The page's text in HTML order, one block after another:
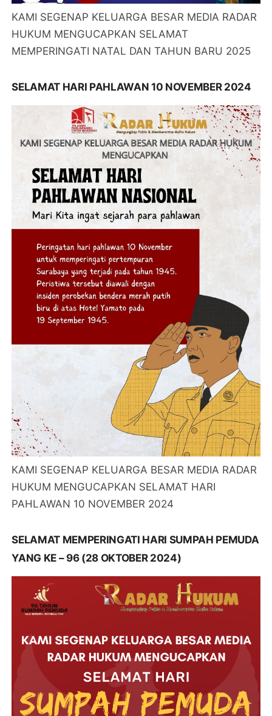
KAMI SEGENAP KELUARGA BESAR MEDIA RADAR
HUKUM MENGUCAPKAN SELAMAT
MEMPERINGATI NATAL DAN TAHUN BARU 2025
SELAMAT HARI PAHLAWAN 10 NOVEMBER 2024
KAMI SEGENAP KELUARGA BESAR MEDIA RADAR
HUKUM MENGUCAPKAN SELAMAT HARI
PAHLAWAN 10 NOVEMBER 2024
SELAMAT MEMPERINGATI HARI SUMPAH PEMUDA
YANG KE – 96 (28 OKTOBER 2024)